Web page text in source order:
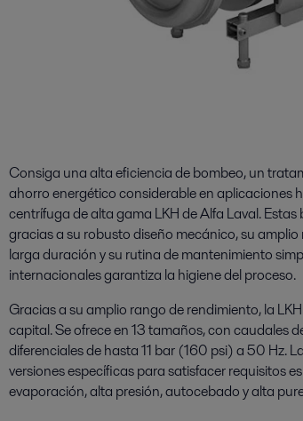
Consiga una alta eficiencia de bombeo, un
ahorro energético considerable en aplicaciones
centrífuga de alta gama LKH de Alfa Laval.
gracias a su robusto diseño mecánico, su
larga duración y su rutina de mantenimiento
internacionales garantiza la higiene del proceso.
Gracias a su amplio rango de rendimiento, la
capital. Se ofrece en 13 tamaños, con caudales
diferenciales de hasta 11 bar (160 psi) a 50 Hz.
versiones específicas para satisfacer requisitos
evaporación, alta presión, autocebado y alta